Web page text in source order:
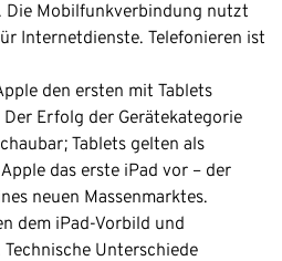
Die Mobilfunkverbindung nutzt
Internetdienste. Telefonieren ist
den ersten mit Tablets
Erfolg der Gerätekategorie
Tablets gelten als
das erste iPad vor – der
neuen Massenmarktes.
dem iPad-Vorbild und
Unterschiede